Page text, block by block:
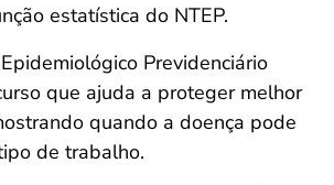
estatística do NTEP.
Previdenciário
que ajuda a proteger melhor
quando a doença pode
de trabalho.